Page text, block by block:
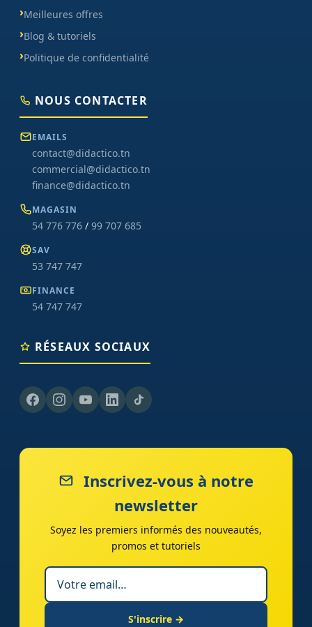
Meilleures offres
Blog & tutoriels
Politique de confidentialité
NOUS CONTACTER
EMAILS
contact@didactico.tn
commercial@didactico.tn
finance@didactico.tn
MAGASIN
54 776 776 / 99 707 685
SAV
53 747 747
FINANCE
54 747 747
RÉSEAUX SOCIAUX
Inscrivez-vous à notre
newsletter
Soyez les premiers informés des nouveautés,
promos et tutoriels
S'inscrire →